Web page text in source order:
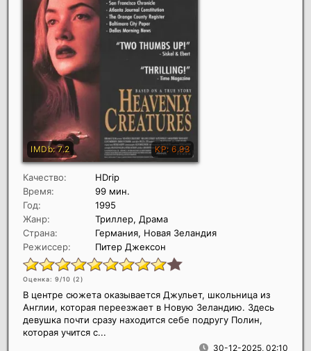
Качество:
HDrip
Время:
99 мин.
Год:
1995
Жанр:
Триллер, Драма
Страна:
Германия, Новая Зеландия
Режиссер:
Питер Джексон
Оценка: 9/10 (2)
30-12-2025, 02:10
В центре сюжета оказывается Джульет, школьница из
Англии, которая переезжает в Новую Зеландию. Здесь
девушка почти сразу находится себе подругу Полин,
которая учится с...